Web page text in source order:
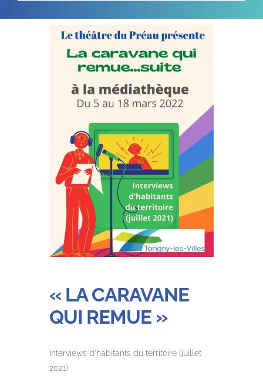
« LA CARAVANE
QUI REMUE »
Interviews d’habitants du territoire (juillet
2021)